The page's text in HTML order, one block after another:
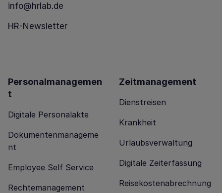
info@hrlab.de
HR-Newsletter
Personalmanagemen
t
Digitale Personalakte
Dokumentenmanageme
nt
Employee Self Service
Rechtemanagement
Zeitmanagement
Dienstreisen
Krankheit
Urlaubsverwaltung
Digitale Zeiterfassung
Reisekostenabrechnung